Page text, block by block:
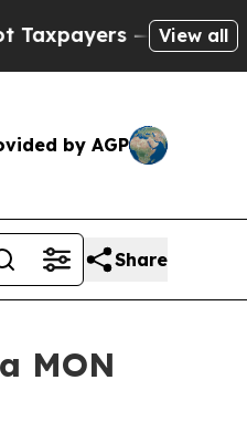
— the Chance toView all
by AGP
Share
MON